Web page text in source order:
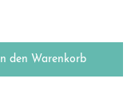
In den Warenkorb